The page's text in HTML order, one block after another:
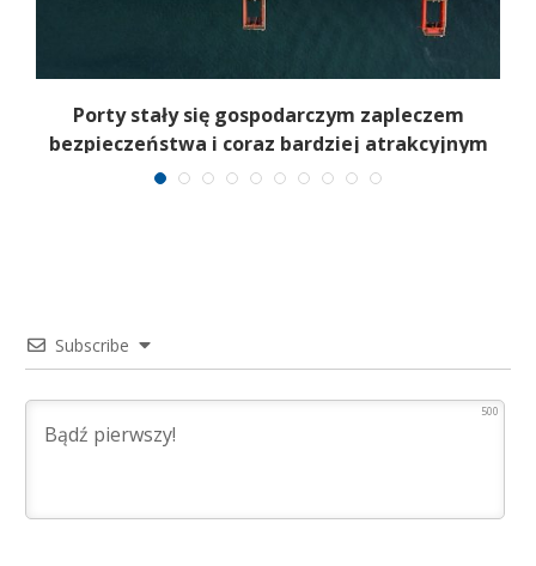
Porty stały się gospodarczym zapleczem
bezpieczeństwa i coraz bardziej atrakcyjnym
celem
Subscribe
500